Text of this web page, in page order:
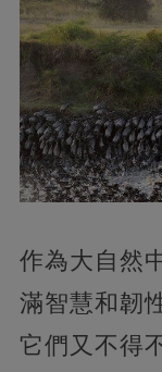
作為大自然
滿智慧和韌
它們又不得